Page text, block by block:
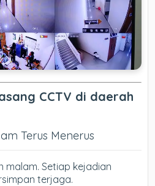
CCTV di daerah
Terus Menerus
malam. Setiap kejadian
terjaga.